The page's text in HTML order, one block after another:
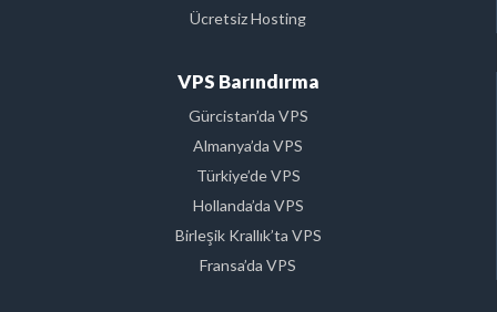
Ücretsiz Hosting
VPS Barındırma
Gürcistan’da VPS
Almanya’da VPS
Türkiye’de VPS
Hollanda’da VPS
Birleşik Krallık’ta VPS
Fransa’da VPS